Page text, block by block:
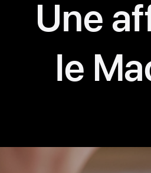
Témoignages
Une
le